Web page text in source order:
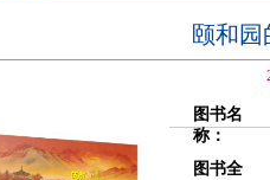
颐和
图书名
称：
图书全